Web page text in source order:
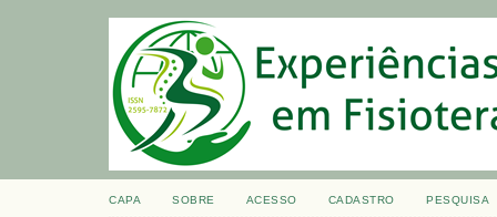
CAPA SOBRE ACESSO CADASTRO PESQUISA